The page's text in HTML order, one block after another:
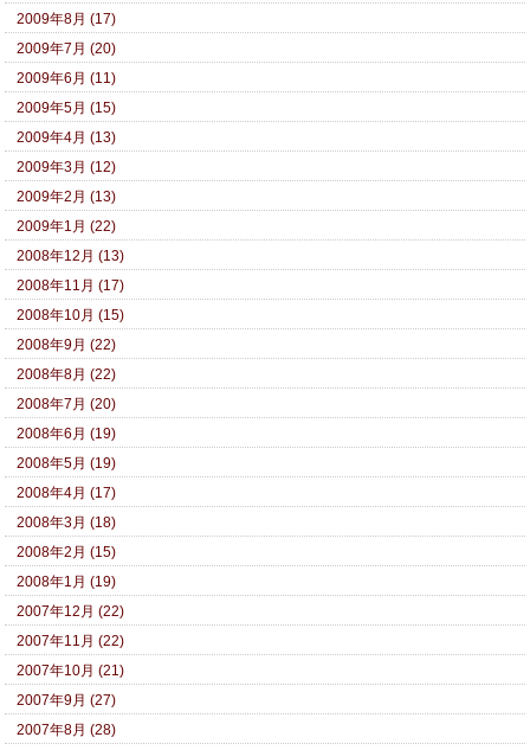
2009年8月 (17)
2009年7月 (20)
2009年6月 (11)
2009年5月 (15)
2009年4月 (13)
2009年3月 (12)
2009年2月 (13)
2009年1月 (22)
2008年12月 (13)
2008年11月 (17)
2008年10月 (15)
2008年9月 (22)
2008年8月 (22)
2008年7月 (20)
2008年6月 (19)
2008年5月 (19)
2008年4月 (17)
2008年3月 (18)
2008年2月 (15)
2008年1月 (19)
2007年12月 (22)
2007年11月 (22)
2007年10月 (21)
2007年9月 (27)
2007年8月 (28)